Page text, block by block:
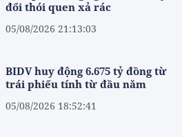
đổi thói quen xả rác
05/08/2026 21:13:03
BIDV huy động 6.675 tỷ đồng từ
trái phiếu tính từ đầu năm
05/08/2026 18:52:41